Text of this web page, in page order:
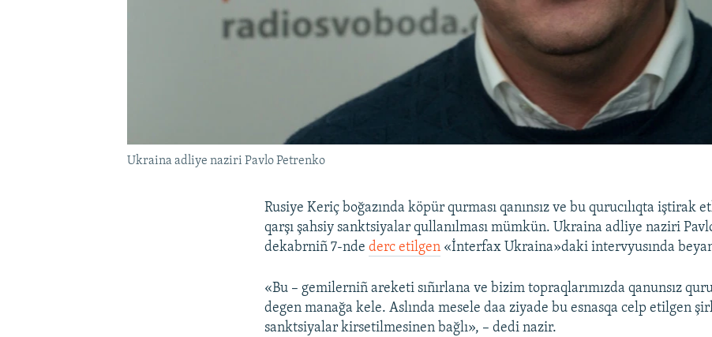
Ukraina adliye naziri Pavlo Petrenko
Rusiye Keriç boğazında köpür qurması qanınsız ve bu qurucılıqta iştirak
qarşı şahsiy sanktsiyalar qullanılması mümkün. Ukraina adliye naziri
dekabrniñ 7-ndederc etilgen «İnterfax Ukraina»daki intervyusında
«Bu – gemilerniñ areketi sıñırlana ve bizim topraqlarımızda qanunsız
degen manağa kele. Aslında mesele daa ziyade bu esnasqa celp etilgen
sanktsiyalar kirsetilmesinen bağlı», – dedi nazir.